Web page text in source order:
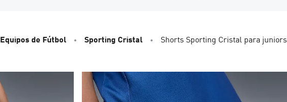
Equipos de Fútbol Sporting Cristal Shorts Sporting Cristal para juniors